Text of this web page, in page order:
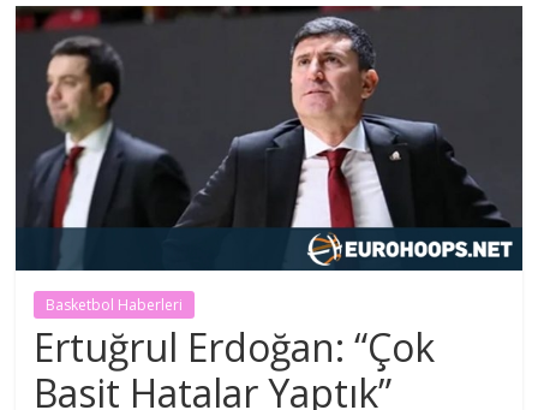
Basketbol Haberleri
Ertuğrul Erdoğan: “Çok
Basit Hatalar Yaptık”